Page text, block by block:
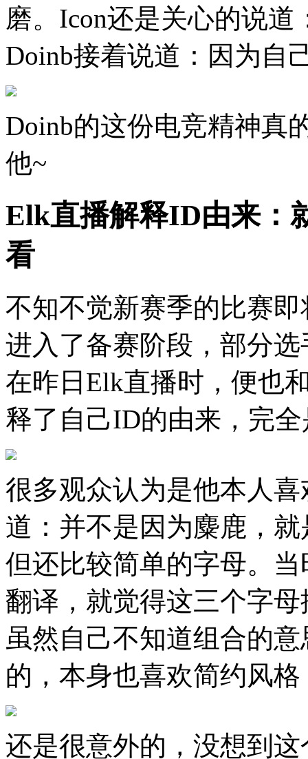
磨。Icon还是关心的说
Doinb接着说道：因为自
Doinb的这份电竞精神真
他~
Elk直播解释ID由来：
看
不知不觉新赛季的比赛
进入了备赛阶段，部分
在昨日Elk直播时，便也
释了自己ID的由来，完
很多观众认为是他本人
道：并不是因为麋鹿，
但还比较简单的字母。
翻译，就觉得这三个字
虽然自己不知道组合的
的，本身也喜欢简约风
还是很意外的，没想到